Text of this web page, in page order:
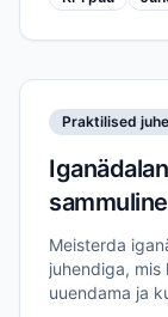
Praktilised
Meisterda
juhendiga,
uuendama ja